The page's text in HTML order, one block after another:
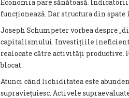
Economia pare sănătoasă.
funcționează. Dar structura din spate
Joseph Schumpeter vorbea despre
capitalismului. Investițiile
realocate către activități productive.
blocat.
Atunci când lichiditatea este
supraviețuiesc. Activele